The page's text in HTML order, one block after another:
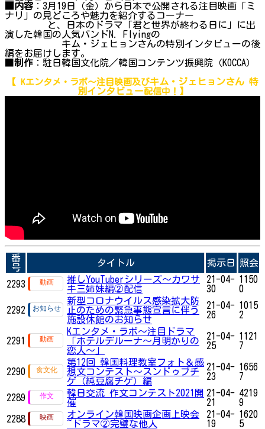
■内容 ：3月19日（金）から日本で公開される注目映画「ミ
ナリ」の見どころや魅力を紹介するコーナー
と、日本のドラマ「君と世界が終わる日に」に出
演した韓国の人気バンドN. Flyingの
キム・ジェヒョンさんの特別インタビューの後
編をお届けします。
制作 ：駐日韓国文化院／韓国コンテンツ振興院（KOCCA）
【 Kエンタメ・ラボ～注目映画及びキム・ジェヒョンさん 特
別インタビュー配信中！】
番
号
タイトル 掲示日 照会
2293
推しYouTuberシリーズ〜カワサ
キ三姉妹編②配信
21-04-
30
1150
0
2292
新型コロナウイルス感染拡大防
止のための緊急事態宣言に伴う
施設休館のお知らせ
21-04-
26
1015
2
2291
Kエンタメ・ラボ～注目ドラマ
「ホテルデルーナ～月明かりの
恋人～」
21-04-
25
1121
7
2290
第12回 韓国料理教室フォト＆感
想文コンテスト～スンドゥブチ
ゲ（純豆腐チゲ）編
21-04-
23
1656
7
2289
韓日交流 作文コンテスト2021開
催
21-04-
21
4219
9
2288
オンライン韓国映画企画上映会
~ドラマ②完璧な他人
21-04-
19
1620
5